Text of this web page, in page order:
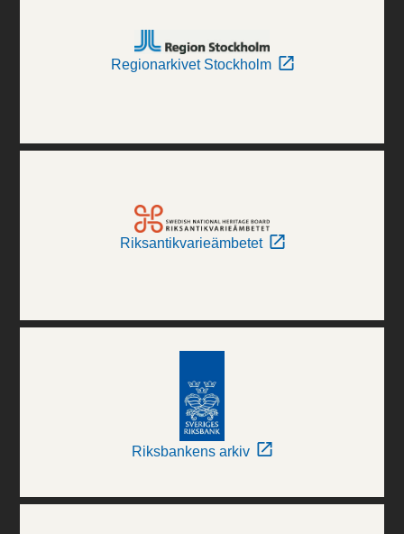
Regionarkivet Stockholm
Riksantikvarieämbetet
Riksbankens arkiv